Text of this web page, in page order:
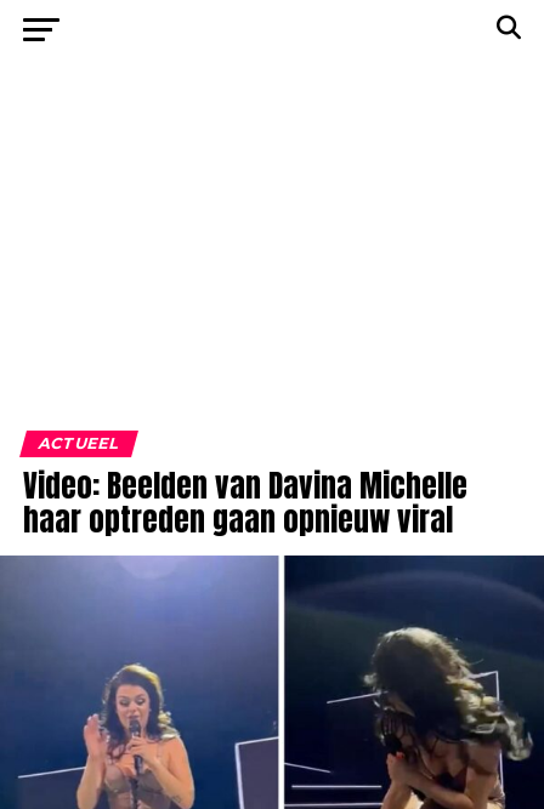
ACTUEEL
Video: Beelden van Davina Michelle
haar optreden gaan opnieuw viral